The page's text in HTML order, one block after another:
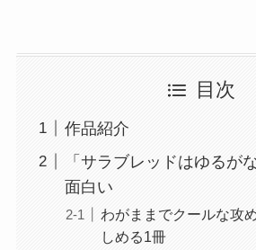
目次
作品紹介
「サラブレッドはゆるが
面白い
わがままでクールな攻
しめる1冊